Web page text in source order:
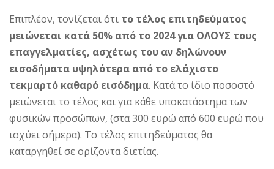
Επιπλέον, τονίζεται ότι το τέλος επιτηδεύματος
μειώνεται κατά 50% από το 2024 για ΟΛΟΥΣ τους
επαγγελματίες, ασχέτως του αν δηλώνουν
εισοδήματα υψηλότερα από το ελάχιστο
τεκμαρτό καθαρό εισόδημα. Κατά το ίδιο ποσοστό
μειώνεται το τέλος και για κάθε υποκατάστημα των
φυσικών προσώπων, (στα 300 ευρώ από 600 ευρώ που
ισχύει σήμερα). Το τέλος επιτηδεύματος θα
καταργηθεί σε ορίζοντα διετίας.